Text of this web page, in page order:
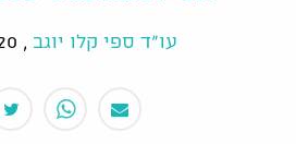
עו"ד ספי קלו יוגב ,